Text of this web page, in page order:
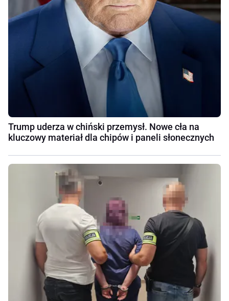
Trump uderza w chiński przemysł. Nowe cła na
kluczowy materiał dla chipów i paneli słonecznych